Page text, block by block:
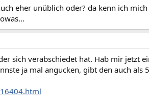
eher unüblich oder? da kenn ich mich
sich verabschiedet hat. Hab mir jetzt
ja mal angucken, gibt den auch als